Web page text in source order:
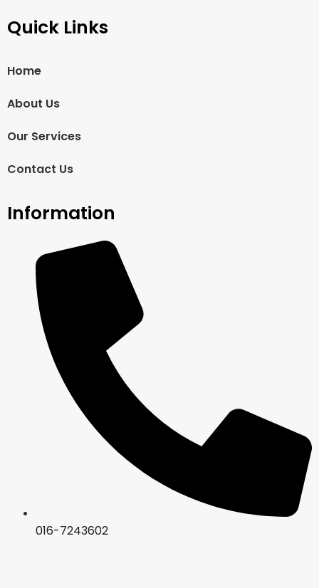
Quick Links
Home
About Us
Our Services
Contact Us
Information
016-7243602